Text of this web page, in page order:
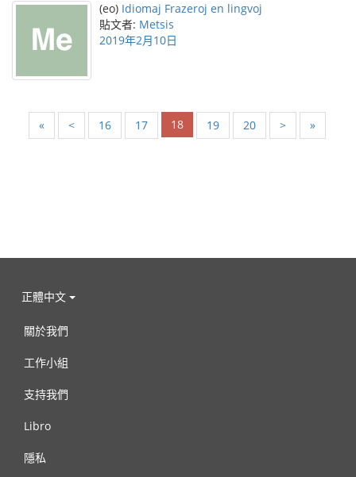
(eo) Idiomaj Frazeroj en lingvoj
貼文者: Metsis
2019年2月10日
« < 16 17 18 19 20 > »
正體中文
關於我們
工作小組
支持我們
Libro
隱私